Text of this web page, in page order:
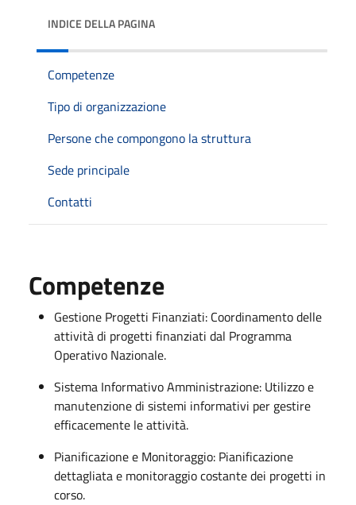
INDICE DELLA PAGINA
Competenze
Tipo di organizzazione
Persone che compongono la struttura
Sede principale
Contatti
Competenze
Gestione Progetti Finanziati: Coordinamento delle
attività di progetti finanziati dal Programma
Operativo Nazionale.
Sistema Informativo Amministrazione: Utilizzo e
manutenzione di sistemi informativi per gestire
efficacemente le attività.
Pianificazione e Monitoraggio: Pianificazione
dettagliata e monitoraggio costante dei progetti in
corso.